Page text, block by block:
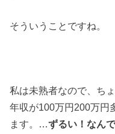
そういうことですね。
私は未熟者なので、ち
年収が100万円200万円
ます。…ずるい！なん